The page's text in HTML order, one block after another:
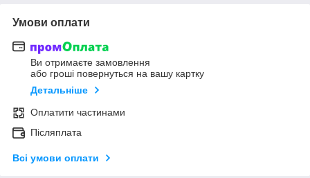
Умови оплати
Ви отримаєте замовлення
або гроші повернуться на вашу картку
Детальніше
Оплатити частинами
Післяплата
Всі умови оплати